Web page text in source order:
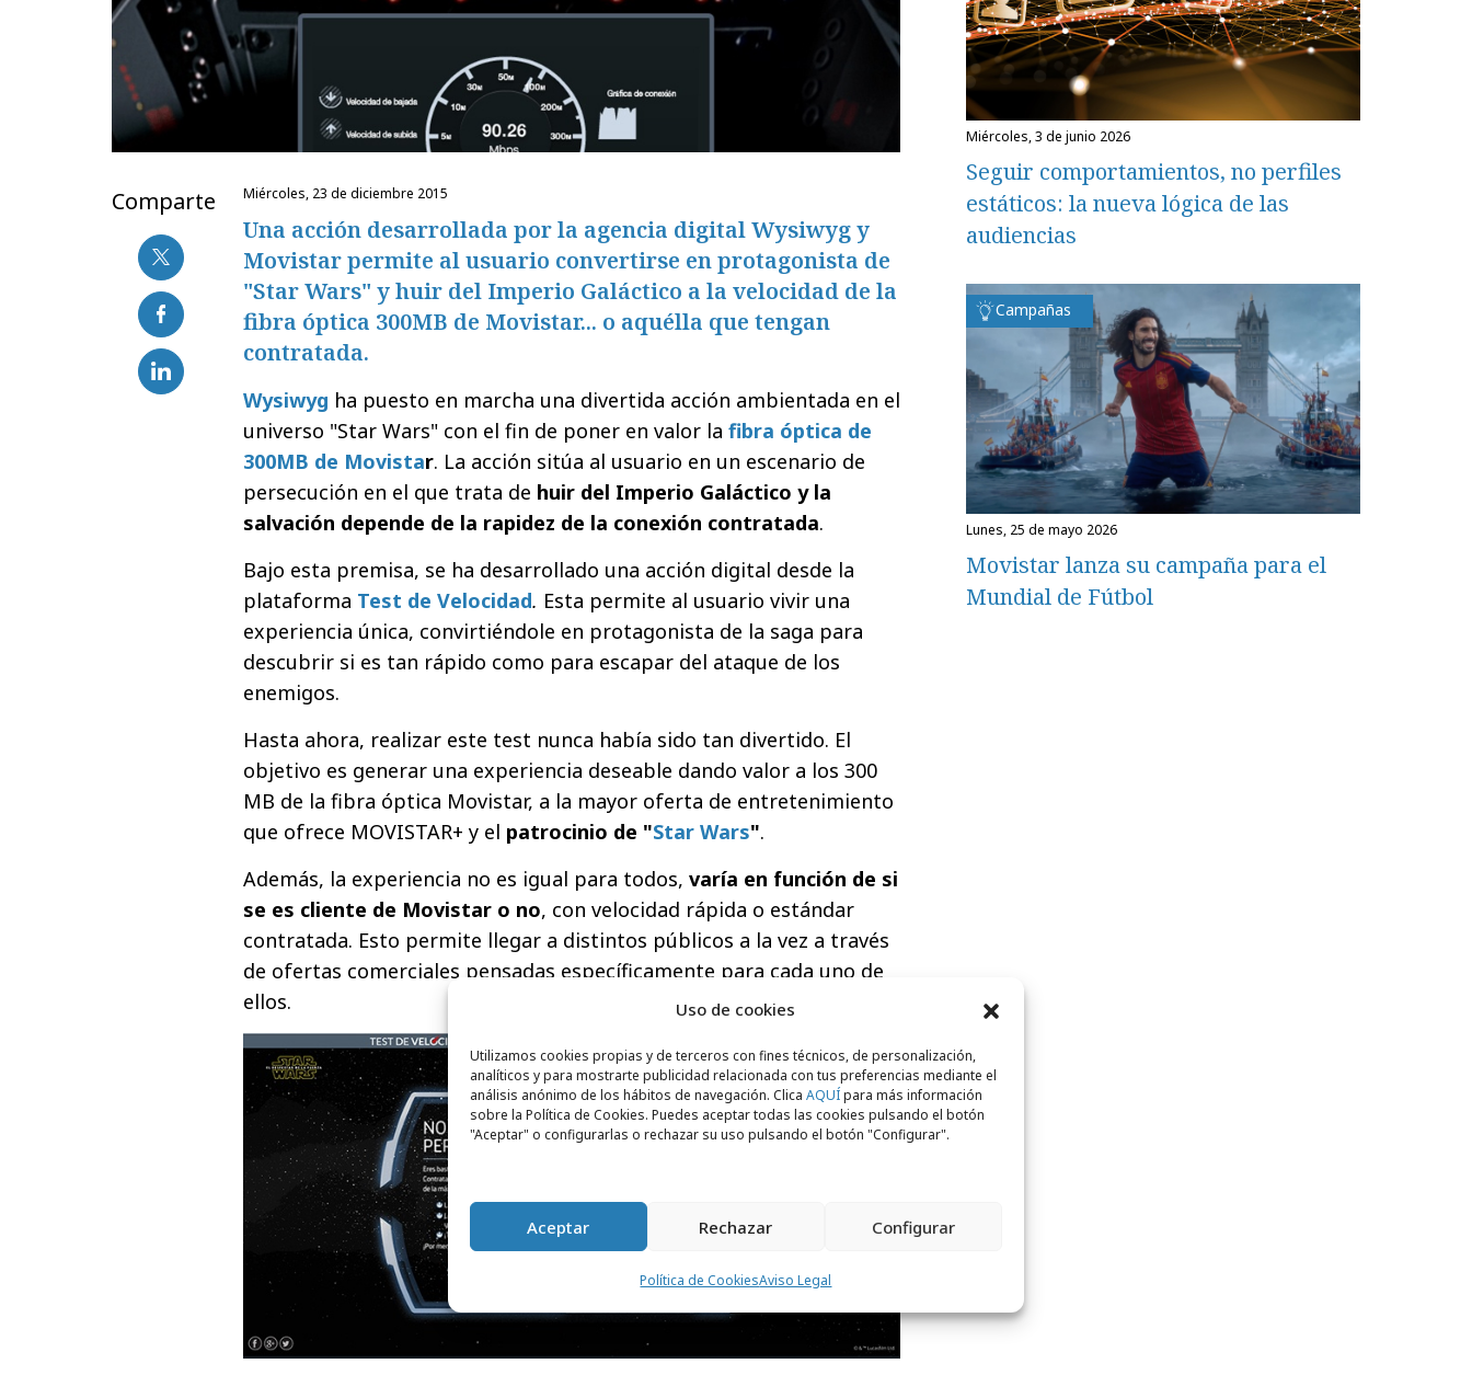
Uso de cookies
Utilizamos cookies propias y de terceros con fines técnicos, de personalización,
analíticos y para mostrarte publicidad relacionada con tus preferencias mediante el
análisis anónimo de los hábitos de navegación. Clica AQUÍpara más información
sobre la Política de Cookies. Puedes aceptar todas las cookies pulsando el botón
"Aceptar" o configurarlas o rechazar su uso pulsando el botón "Configurar".
Aceptar Rechazar Configurar
Política de CookiesAviso Legal
Comparte miércoles, 23 de diciembre 2015
Una acción desarrollada por la agencia digital Wysiwyg y
Movistar permite al usuario convertirse en protagonista de
"Star Wars" y huir del Imperio Galáctico a la velocidad de la
fibra óptica 300MB de Movistar... o aquélla que tengan
contratada.
Wysiwyg ha puesto en marcha una divertida acción ambientada en el
universo "Star Wars" con el fin de poner en valor la fibra óptica de
300MB de Movistar. La acción sitúa al usuario en un escenario de
persecución en el que trata de huir del Imperio Galáctico y la
salvación depende de la rapidez de la conexión contratada.
Bajo esta premisa, se ha desarrollado una acción digital desde la
plataforma Test de Velocidad. Esta permite al usuario vivir una
experiencia única, convirtiéndole en protagonista de la saga para
descubrir si es tan rápido como para escapar del ataque de los
enemigos.
Hasta ahora, realizar este test nunca había sido tan divertido. El
objetivo es generar una experiencia deseable dando valor a los 300
MB de la fibra óptica Movistar, a la mayor oferta de entretenimiento
que ofrece MOVISTAR+ y el patrocinio de "Star Wars".
Además, la experiencia no es igual para todos, varía en función de si
se es cliente de Movistar o no, con velocidad rápida o estándar
contratada. Esto permite llegar a distintos públicos a la vez a través
de ofertas comerciales pensadas específicamente para cada uno de
ellos.
miércoles, 3 de junio 2026
Seguir comportamientos, no perfiles
estáticos: la nueva lógica de las
audiencias
Campañas
lunes, 25 de mayo 2026
Movistar lanza su campaña para el
Mundial de Fútbol